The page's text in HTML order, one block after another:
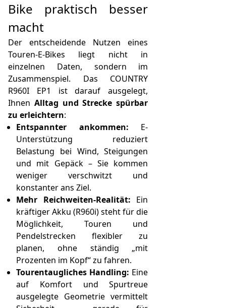
Bike praktisch besser
macht
Der entscheidende Nutzen eines
Touren-E-Bikes liegt nicht in
einzelnen Daten, sondern im
Zusammenspiel. Das COUNTRY
R960I EP1 ist darauf ausgelegt,
Ihnen Alltag und Strecke spürbar
zu erleichtern:
Entspannter ankommen: E-
Unterstützung reduziert
Belastung bei Wind, Steigungen
und mit Gepäck – Sie kommen
weniger verschwitzt und
konstanter ans Ziel.
Mehr Reichweiten-Realität: Ein
kräftiger Akku (R960i) steht für die
Möglichkeit, Touren und
Pendelstrecken flexibler zu
planen, ohne ständig „mit
Prozenten im Kopf“ zu fahren.
Tourentaugliches Handling: Eine
auf Komfort und Spurtreue
ausgelegte Geometrie vermittelt